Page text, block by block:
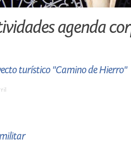
agenda
turístico "Camino de Hierro"